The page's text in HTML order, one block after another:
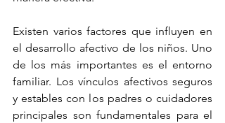
Existen varios factores que influyen en
el desarrollo afectivo de los niños. Uno
de los más importantes es el entorno
familiar. Los vínculos afectivos seguros
y estables con los padres o cuidadores
principales son fundamentales para el